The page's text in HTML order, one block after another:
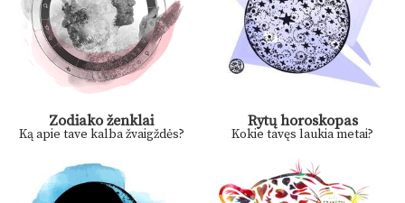
Zodiako ženklai
Ką apie tave kalba žvaigždės?
Rytų horoskopas
Kokie tavęs laukia metai?